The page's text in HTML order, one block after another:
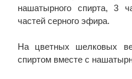
нашатырного спирта, 3
частей серного эфира.
На цветных шелковых
спиртом вместе с